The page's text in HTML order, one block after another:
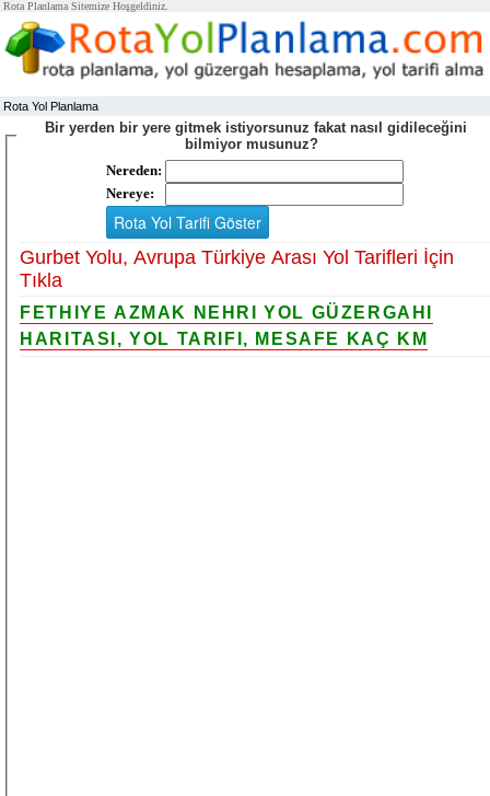
Rota Planlama Sitemize Hoşgeldiniz.
Rota Yol Planlama
Bir yerden bir yere gitmek istiyorsunuz fakat nasıl gidileceğini
bilmiyor musunuz?
Nereden:
Nereye:
Gurbet Yolu, Avrupa Türkiye Arası Yol Tarifleri İçin
Tıkla
FETHIYE AZMAK NEHRI YOL GÜZERGAHI
HARITASI, YOL TARIFI, MESAFE KAÇ KM